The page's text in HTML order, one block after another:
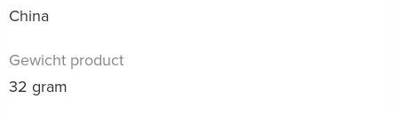
China
Gewicht product
32 gram